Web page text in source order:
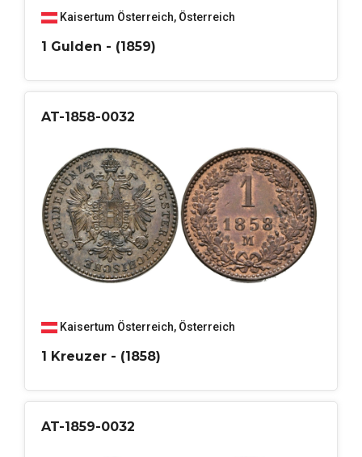
Kaisertum Österreich, Österreich
1 Gulden - (1859)
AT-1858-0032
Kaisertum Österreich, Österreich
1 Kreuzer - (1858)
AT-1859-0032